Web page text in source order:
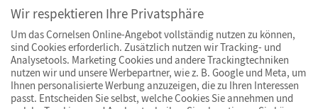
Wir respektieren Ihre Privatsphäre
Um das Cornelsen Online-Angebot vollständig nutzen zu können,
sind Cookies erforderlich. Zusätzlich nutzen wir Tracking- und
Analysetools. Marketing Cookies und andere Trackingtechniken
nutzen wir und unsere Werbepartner, wie z. B. Google und Meta, um
Ihnen personalisierte Werbung anzuzeigen, die zu Ihren Interessen
passt. Entscheiden Sie selbst, welche Cookies Sie annehmen und